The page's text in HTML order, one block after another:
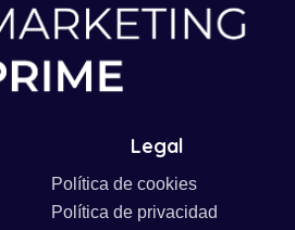
Legal
Política de cookies
Política de privacidad